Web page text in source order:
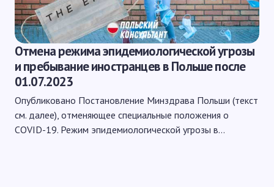
Отмена режима эпидемиологической угрозы
и пребывание иностранцев в Польше после
01.07.2023
Опубликовано Постановление Минздрава Польши (текст
см. далее), отменяющее специальные положения о
COVID-19. Режим эпидемиологической угрозы в…